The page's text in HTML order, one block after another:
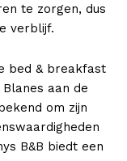
te zorgen, dus
verblijf.
bed & breakfast
aan de
om zijn
B&B biedt een